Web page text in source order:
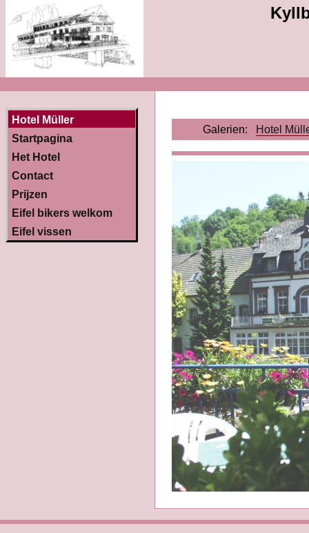
Hotel Müller
Startpagina
Het Hotel
Contact
Prijzen
Eifel bikers welkom
Eifel vissen
Galerien: Hotel